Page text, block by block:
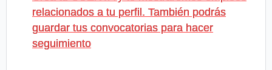
relacionados a tu perfil. También podrás
guardar tus convocatorias para hacer
seguimiento